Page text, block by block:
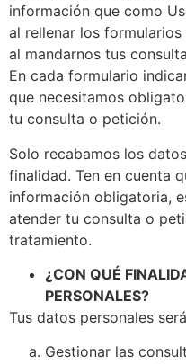
información que como
al rellenar los
al mandarnos tus
En cada formulario
que necesitamos
tu consulta o petición.
Solo recabamos los
finalidad. Ten en cuenta
información obligatoria,
atender tu consulta o
tratamiento.
¿CON QUÉ
PERSONALES?
Tus datos personales
Gestionar las